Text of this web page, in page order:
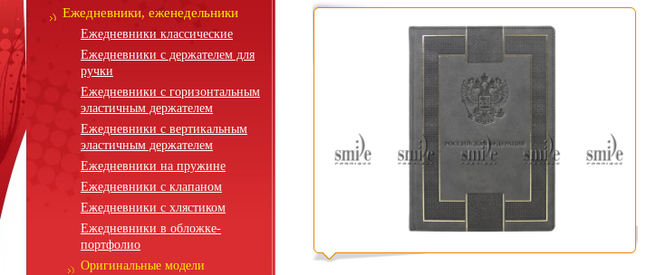
Ежедневники, еженедельники
Ежедневники классические
Ежедневники с держателем для
ручки
Ежедневники с горизонтальным
эластичным держателем
Ежедневники с вертикальным
эластичным держателем
Ежедневники на пружине
Ежедневники с клапаном
Ежедневники с хлястиком
Ежедневники в обложке-
портфолио
Оригинальные модели